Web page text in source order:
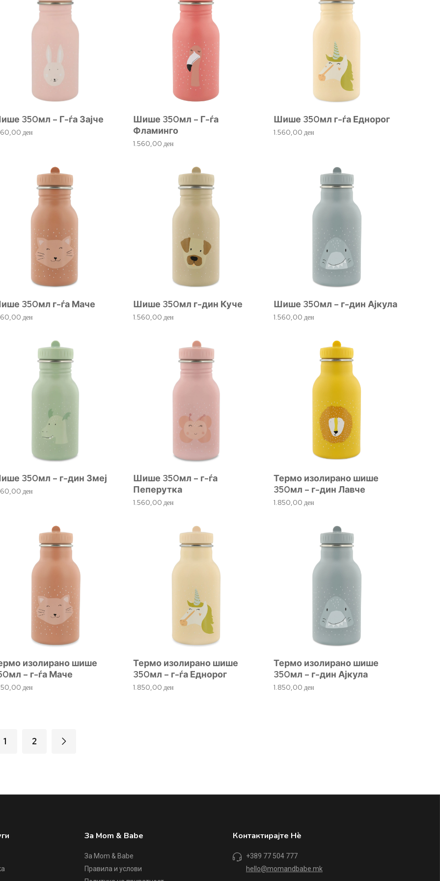
350мл – Г-ѓа Зајче
ден
Шише 350мл – Г-ѓа
Фламинго
1.560,00 ден
Шише 350мл г-ѓа Еднорог
1.560,00 ден
350мл г-ѓа Маче
ден
Шише 350мл г-дин Куче
1.560,00 ден
Шише 350мл – г-дин Ајкула
1.560,00ден
350мл – г-дин Змеј
ден
Шише 350мл – г-ѓа
Пеперутка
1.560,00 ден
Термо изолирано шише
350мл – г-дин Лавче
1.850,00 ден
изолирано шише
– г-ѓа Маче
ден
Термо изолирано шише
350мл – г-ѓа Еднорог
1.850,00 ден
Термо изолирано шише
350мл – г-дин Ајкула
1.850,00ден
1 2
За Mom & Babe
За Mom & Babe
Правила и услови
Контактирајте Нè
+389 77 504 777
hello@momandbabe.mk